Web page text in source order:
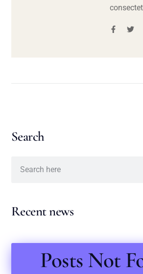
Search
Recent news
Posts Not